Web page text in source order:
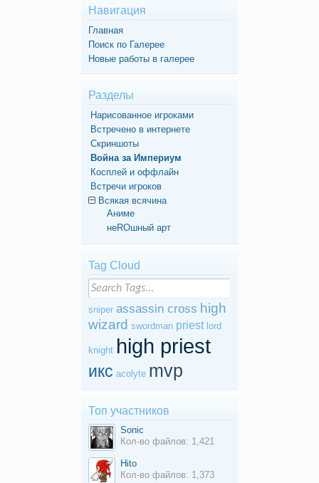
Навигация
Главная
Поиск по Галерее
Новые работы в галерее
Разделы
Нарисованное игроками
Встречено в интернете
Скриншоты
Война за Империум
Косплей и оффлайн
Встречи игроков
Всякая всячина
Аниме
неROшный арт
Tag Cloud
sniper assassin cross high
wizard swordman priest lord
knight high priest
икс acolyte mvp
Топ участников
Sonic
Кол-во файлов: 1,421
Hito
Кол-во файлов: 1,373